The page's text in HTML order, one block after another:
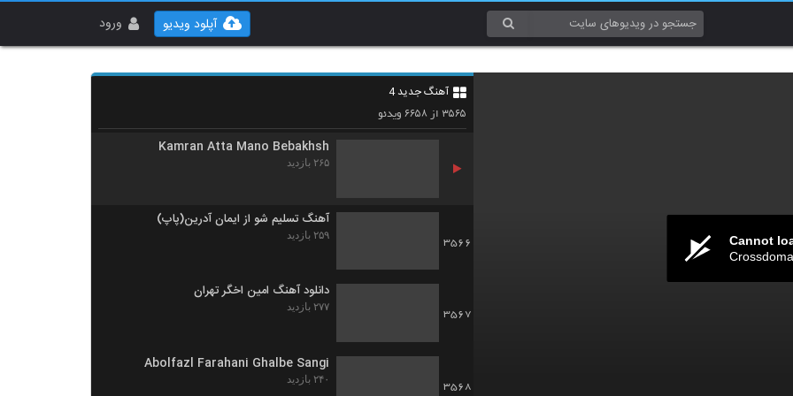
ورود آپلود ویدیو
Cannot
آهنگ جدید 4
۳۵۶۵از ۶۶۵۸ویدئو
Zare Tavalodet Mobarak)
3564
دانلود آهنگ رضا دوامی همش حرف بود (Reza
Kamran Atta Mano Bebakhsh
۲۶۵ بازدید
3566
آهنگ تسلیم شو از ایمان آدرین(پاپ)
۲۵۹ بازدید
3567
دانلود آهنگ امین اخگر تهران
۲۷۷ بازدید
3568
Abolfazl Farahani Ghalbe Sangi
۲۴۰ بازدید